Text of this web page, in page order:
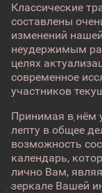
Классические
составлены
изменений
неудержимым
целях
современное
участников
Принимая в нём
лепту в общее
возможность
календарь,
лично Вам,
зеркале Вашей